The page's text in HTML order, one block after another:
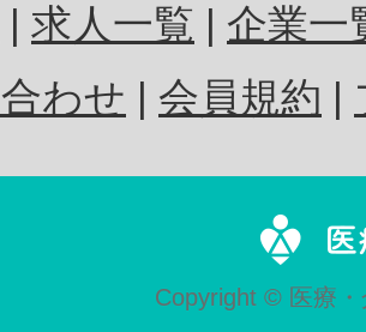
歯科衛生士
歯科技工士
求人一覧
企業一
わせ
会員規約
Copyright © 医療